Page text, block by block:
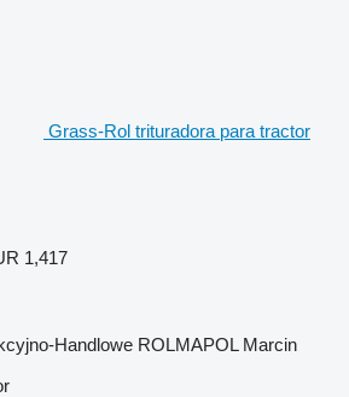
Grass-Rol trituradora para tractor
1,417
Handlowe ROLMAPOL Marcin